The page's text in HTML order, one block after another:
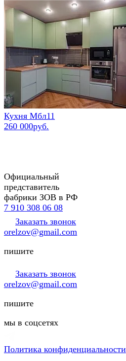
Кухня Мбл11
260 000руб.
Официальный
представитель
фабрики ЗОВ в РФ
7 910 308 06 08
Заказать звонок
orelzov@gmail.com
пишите
Заказать звонок
orelzov@gmail.com
пишите
мы в соцсетях
Политика конфиденциальности